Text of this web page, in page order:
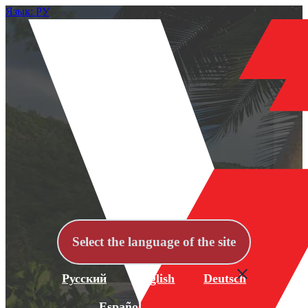
Язык: РУ
Select the language of the site
Русский English Deutsch